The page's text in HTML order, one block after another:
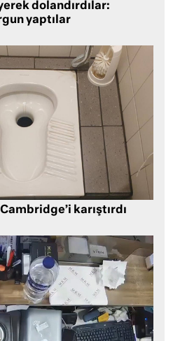
dolandırdılar:
yaptılar
karıştırdı